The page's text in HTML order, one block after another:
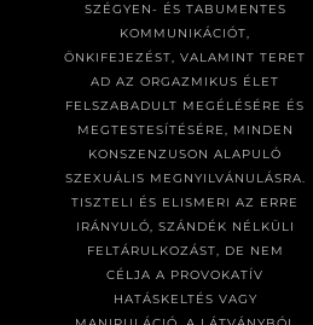
SZÉGYEN- ÉS TABUMENTES
KOMMUNIKÁCIÓT,
ÖNKIFEJEZÉST, VALAMINT TERET
AD AZ ORGAZMIKUS ÉLET
FELSZABADULT MEGÉLÉSÉRE ÉS
MEGTESTESÍTÉSÉRE, MINDEN
KONSZENZUSON ALAPULÓ
SZEXUÁLIS MEGNYILVÁNULÁSRA.
TISZTELI ÉS ELISMERI AZ ERRE
IRÁNYULÓ, SZÁNDÉK NÉLKÜLI
FELTÁRULKOZÁST, DE NEM
CÉLJA A PROVOKATÍV
HATÁSKELTÉS VAGY